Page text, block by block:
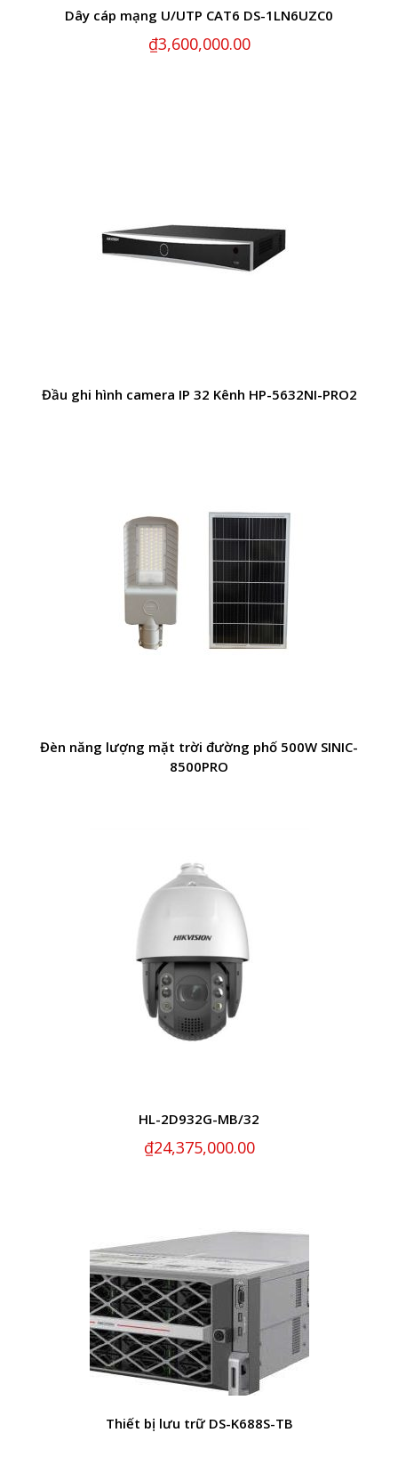
Dây cáp mạng U/UTP CAT6 DS-1LN6UZC0
₫3,600,000.00
Đầu ghi hình camera IP 32 Kênh HP-5632NI-PRO2
Đèn năng lượng mặt trời đường phố 500W SINIC-
8500PRO
HL-2D932G-MB/32
₫24,375,000.00
Thiết bị lưu trữ DS-K688S-TB